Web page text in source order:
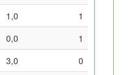
1,0
1
0,0
1
3,0
0